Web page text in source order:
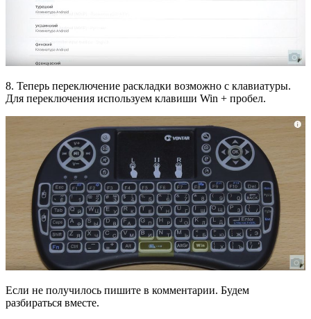
8. Теперь переключение раскладки возможно с клавиатуры.
Для переключения используем клавиши Win + пробел.
Если не получилось пишите в комментарии. Будем
разбираться вместе.